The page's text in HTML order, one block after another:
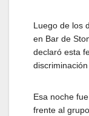
Luego de los
en Bar de
declaró esta
Esa noche
frente al